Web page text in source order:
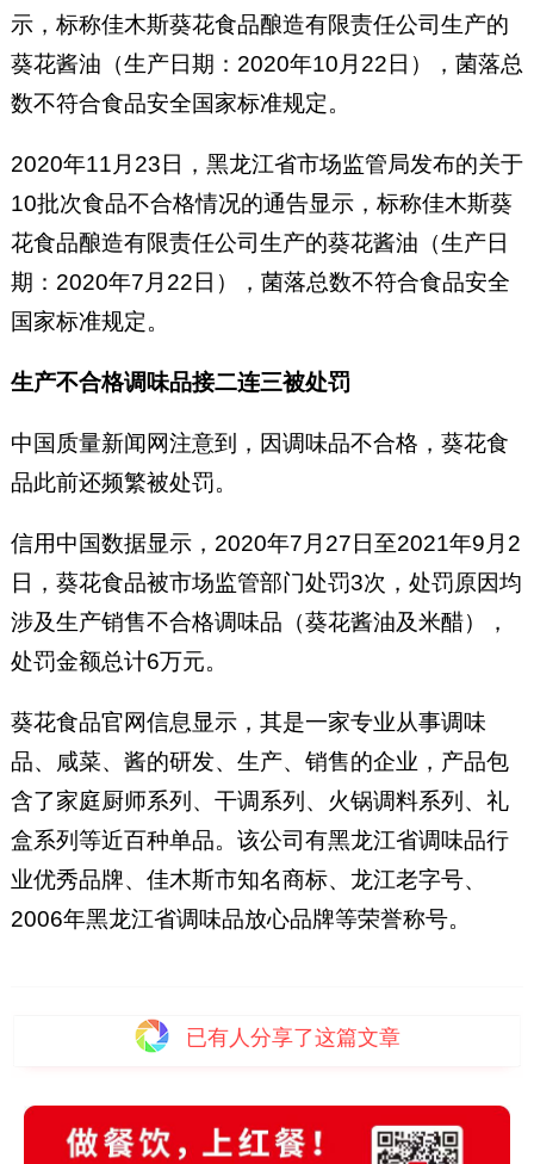
示，标称佳木斯葵花食品酿造有限责任公司生产的
葵花酱油（生产日期：2020年10月22日），菌落总
数不符合食品安全国家标准规定。
2020年11月23日，黑龙江省市场监管局发布的关于
10批次食品不合格情况的通告显示，标称佳木斯葵
花食品酿造有限责任公司生产的葵花酱油（生产日
期：2020年7月22日），菌落总数不符合食品安全
国家标准规定。
生产不合格调味品接二连三被处罚
中国质量新闻网注意到，因调味品不合格，葵花食
品此前还频繁被处罚。
信用中国数据显示，2020年7月27日至2021年9月2
日，葵花食品被市场监管部门处罚3次，处罚原因均
涉及生产销售不合格调味品（葵花酱油及米醋），
处罚金额总计6万元。
葵花食品官网信息显示，其是一家专业从事调味
品、咸菜、酱的研发、生产、销售的企业，产品包
含了家庭厨师系列、干调系列、火锅调料系列、礼
盒系列等近百种单品。该公司有黑龙江省调味品行
业优秀品牌、佳木斯市知名商标、龙江老字号、
2006年黑龙江省调味品放心品牌等荣誉称号。
已有人分享了这篇文章